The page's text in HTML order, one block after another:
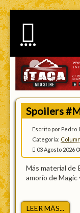
Spoilers
Escrito por Pedro
Categoría:
03 Agosto 2026
Más material de
amorío de Magic
LEER MÁS...